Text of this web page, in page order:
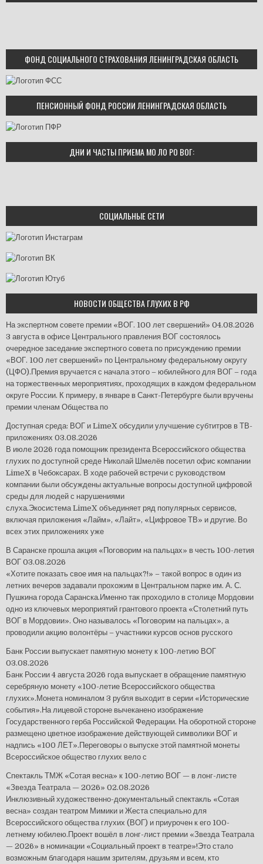
ФОНД СОЦИАЛЬНОГО СТРАХОВАНИЯ ЛЕНИНГРАДСКАЯ ОБЛАСТЬ
ПЕНСИОННЫЙ ФОНД РОССИИ ЛЕНИНГРАДСКАЯ ОБЛАСТЬ
ДНИ И ЧАСТЫ ПРИЕМА МО ЛО РО ВОГ:
СОЦИАЛЬНЫЕ СЕТИ
НОВОСТИ ОБЩЕСТВА ГЛУХИХ В РФ
На экспертном совете премии «ВОГ. 100 лет свершений» 04.08.2026
3 августа в офисе Центрального правления ВОГ состоялось
очередное заседание экспертного совета по присуждению премии
«ВОГ. 100 лет свершений» по Центральному федеральному округу
(ЦФО).Премия вручается с начала этого – юбилейного для ВОГ – года
на торжественных мероприятиях, проходящих в каждом федеральном
округе России. К примеру, в январе в Санкт-Петербурге были вручены
премии членам Общества по
Доступная среда: ВОГ и LimeX обсудили улучшение субтитров в ТВ-
приложениях 03.08.2026
В июле 2026 года помощник президента Всероссийского общества
глухих по доступной среде Николай Шмелёв посетил офис компании
LimeX в Чебоксарах. В ходе рабочей встречи с руководством
компании были обсуждены актуальные вопросы доступной цифровой
среды для людей с нарушениями
слуха.Экосистема LimeX объединяет ряд популярных сервисов,
включая приложения «Лайм», «Лайт», «Цифровое ТВ» и другие. Во
всех этих приложениях уже
В Саранске прошла акция «Поговорим на пальцах» в честь 100-летия
ВОГ 03.08.2026
«Хотите показать свое имя на пальцах?!» – такой вопрос в один из
летних вечеров задавали прохожим в Центральном парке им. А. С.
Пушкина города Саранска.Именно так проходило в столице Мордовии
одно из ключевых мероприятий грантового проекта «Столетний путь
ВОГ в Мордовии». Оно называлось «Поговорим на пальцах», а
проводили акцию волонтёры – участники курсов основ русского
Банк России выпускает памятную монету к 100-летию ВОГ
03.08.2026
Банк России 4 августа 2026 года выпускает в обращение памятную
серебряную монету «100-летие Всероссийского общества
глухих».Монета номиналом 3 рубля выходит в серии «Исторические
события».На лицевой стороне вычеканено изображение
Государственного герба Российской Федерации. На оборотной стороне
размещено цветное изображение действующей символики ВОГ и
надпись «100 ЛЕТ».Переговоры о выпуске этой памятной монеты
Всероссийское общество глухих вело с
Спектакль ТМЖ «Сотая весна» к 100-летию ВОГ — в лонг-листе
«Звезда Театрала — 2026» 02.08.2026
Инклюзивный художественно-документальный спектакль «Сотая
весна» создан театром Мимики и Жеста специально для
Всероссийского общества глухих (ВОГ) и приурочен к его 100-
летнему юбилею.Проект вошёл в лонг-лист премии «Звезда Театрала
— 2026» в номинации «Социальный проект в театре»!Это стало
возможным благодаря нашим зрителям, друзьям и всем, кто